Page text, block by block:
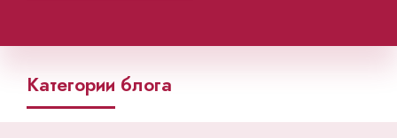
Категории блога